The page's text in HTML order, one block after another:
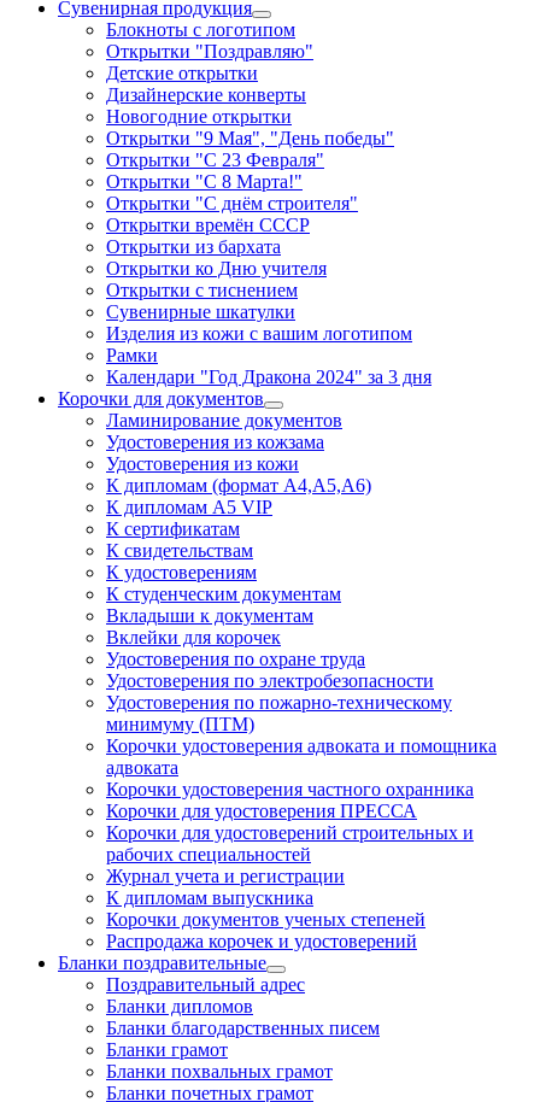
Сувенирная продукция
Блокноты с логотипом
Открытки "Поздравляю"
Детские открытки
Дизайнерские конверты
Новогодние открытки
Открытки "9 Мая", "День победы"
Открытки "С 23 Февраля"
Открытки "С 8 Марта!"
Открытки "С днём строителя"
Открытки времён СССР
Открытки из бархата
Открытки ко Дню учителя
Открытки с тиснением
Сувенирные шкатулки
Изделия из кожи с вашим логотипом
Рамки
Календари "Год Дракона 2024" за 3 дня
Корочки для документов
Ламинирование документов
Удостоверения из кожзама
Удостоверения из кожи
К дипломам (формат А4,А5,А6)
К дипломам А5 VIP
К сертификатам
К свидетельствам
К удостоверениям
К студенческим документам
Вкладыши к документам
Вклейки для корочек
Удостоверения по охране труда
Удостоверения по электробезопасности
Удостоверения по пожарно-техническому
минимуму (ПТМ)
Корочки удостоверения адвоката и помощника
адвоката
Корочки удостоверения частного охранника
Корочки для удостоверения ПРЕССА
Корочки для удостоверений строительных и
рабочих специальностей
Журнал учета и регистрации
К дипломам выпускника
Корочки документов ученых степеней
Распродажа корочек и удостоверений
Бланки поздравительные
Поздравительный адрес
Бланки дипломов
Бланки благодарственных писем
Бланки грамот
Бланки похвальных грамот
Бланки почетных грамот